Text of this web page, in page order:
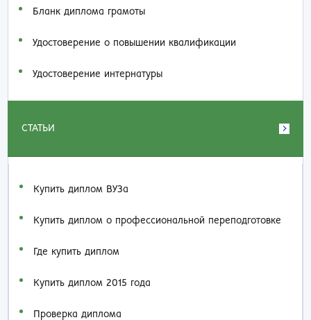
Бланк диплома грамоты
Удостоверение о повышении квалификации
Удостоверение интернатуры
СТАТЬИ
Купить диплом ВУЗа
Купить диплом о профессиональной переподготовке
Где купить диплом
Купить диплом 2015 года
Проверка диплома